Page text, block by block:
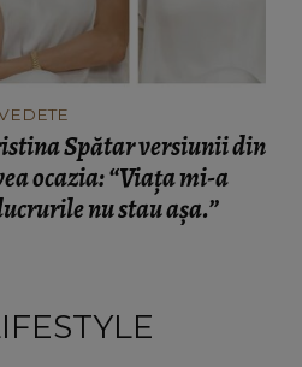
Spătar versiunii din
ocazia: “Viața mi-a
nu stau așa.”